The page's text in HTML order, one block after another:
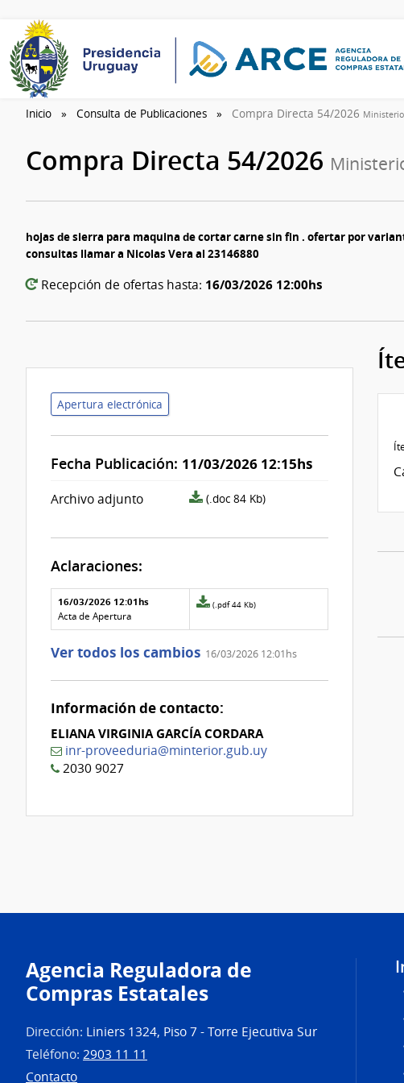
Inicio Consulta de Publicaciones Compra Directa 54/2026
Compra Directa 54/2026
hojas de sierra para maquina de cortar carne sin fin . ofertar por
consultas llamar a Nicolas Vera al 23146880
Recepción de ofertas hasta: 16/03/2026 12:00hs
Apertura electrónica
Fecha Publicación: 11/03/2026 12:15hs
Archivo adjunto
archivo
(.doc 84 Kb)
Aclaraciones:
Aclaraciones del llamado
Fecha y
texto de
la
Archivo
de la
16/03/2026 12:01hs
Acta de Apertura
Archivo
de
aclaración
0
(.pdf 44 Kb)
Ver todos los cambios 16/03/2026 12:01hs
Información de contacto:
ELIANA VIRGINIA GARCÍA CORDARA
inr-proveeduria@minterior.gub.uy
2030 9027
Agencia Reguladora de
Compras Estatales
Dirección: Liniers 1324, Piso 7 - Torre Ejecutiva Sur
Teléfono: 2903 11 11
Contacto